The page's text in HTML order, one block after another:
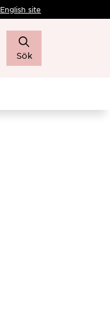
English site
Sök